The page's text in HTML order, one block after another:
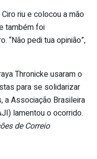
riu e colocou a mão
também foi
“Não pedi tua opinião”,
Thronicke usaram o
para se solidarizar
a Associação Brasileira
lamentou o ocorrido.
de Correio